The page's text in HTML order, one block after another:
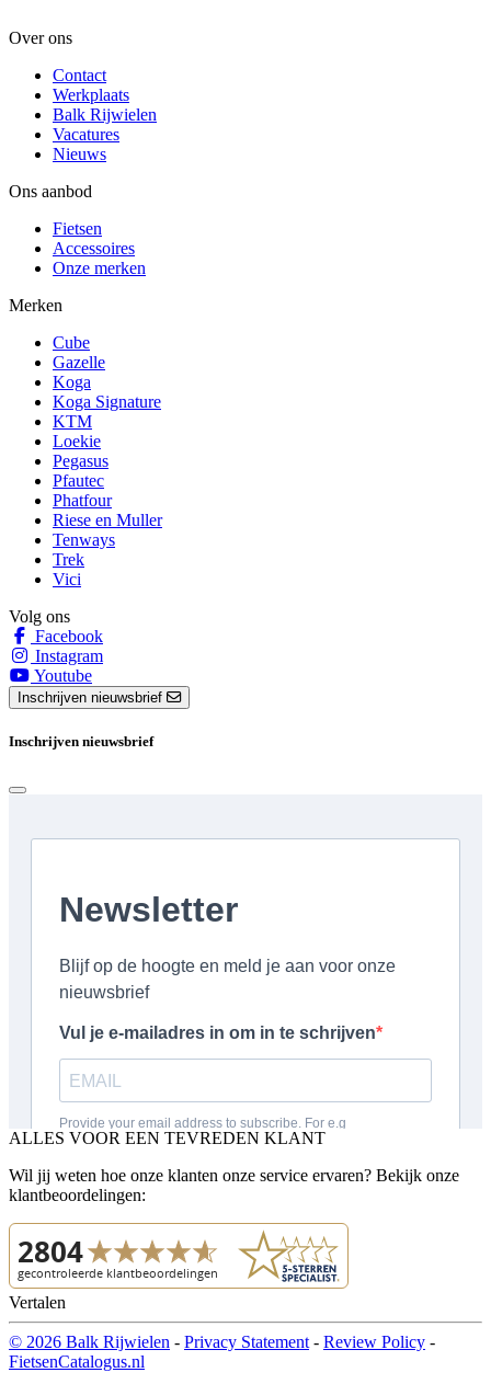
Over ons
Contact
Werkplaats
Balk Rijwielen
Vacatures
Nieuws
Ons aanbod
Fietsen
Accessoires
Onze merken
Merken
Cube
Gazelle
Koga
Koga Signature
KTM
Loekie
Pegasus
Pfautec
Phatfour
Riese en Muller
Tenways
Trek
Vici
Volg ons
Facebook
Instagram
Youtube
Inschrijven nieuwsbrief
Inschrijven nieuwsbrief
ALLES VOOR EEN TEVREDEN KLANT
Wil jij weten hoe onze klanten onze service ervaren? Bekijk onze
klantbeoordelingen:
Vertalen
© 2026 Balk Rijwielen - Privacy Statement - Review Policy -
FietsenCatalogus.nl